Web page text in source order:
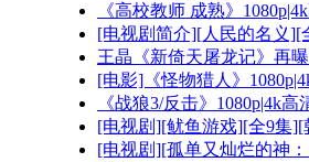
《高校教师 成熟》
[电视剧简介][人民的名义][
王晶《新倚天屠龙记》再
[电影]《怪物猎人》
《战狼3/反击》1080p|4k高
[电视剧][鱿鱼游戏][全9集][
[电视剧][孤单又灿烂的神